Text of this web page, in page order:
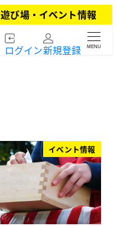
び場・イベント情報
ログイン新規登録 MENU
イベント情報